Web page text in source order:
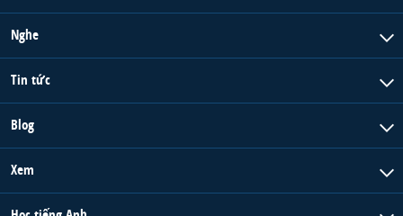
Nghe
Tin tức
Blog
Xem